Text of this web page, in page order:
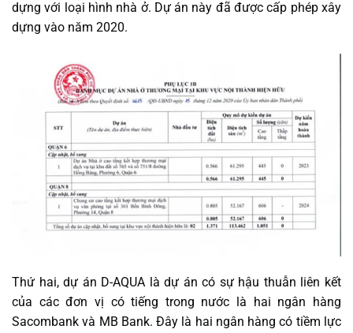
dựng với loại hình nhà ở. Dự án này đã được cấp phép xây
dựng vào năm 2020.
Thứ hai, dự án D-AQUA là dự án có sự hậu thuẫn liên kết
của các đơn vị có tiếng trong nước là hai ngân hàng
Sacombank và MB Bank. Đây là hai ngân hàng có tiềm lực